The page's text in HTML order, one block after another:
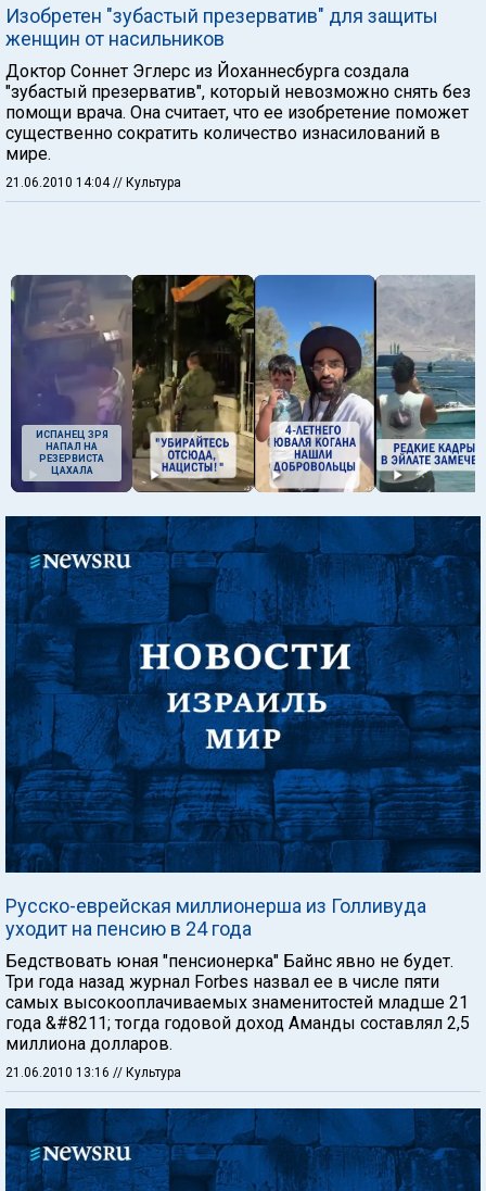
Изобретен "зубастый презерватив" для защиты
женщин от насильников
Доктор Соннет Эглерс из Йоханнесбурга создала
"зубастый презерватив", который невозможно снять без
помощи врача. Она считает, что ее изобретение поможет
существенно сократить количество изнасилований в
мире.
21.06.2010 14:04 // Культура
ИСПАНЕЦ ЗРЯ
НАПАЛ НА
РЕЗЕРВИСТА
ЦАХАЛА
Русско-еврейская миллионерша из Голливуда
уходит на пенсию в 24 года
Бедствовать юная "пенсионерка" Байнс явно не будет.
Три года назад журнал Forbes назвал ее в числе пяти
самых высокооплачиваемых знаменитостей младше 21
года &#8211; тогда годовой доход Аманды составлял 2,5
миллиона долларов.
21.06.2010 13:16 // Культура